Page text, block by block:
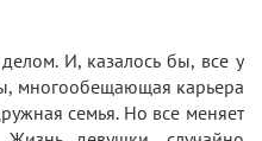
И, казалось бы, все у
многообещающая карьера
семья. Но все меняет